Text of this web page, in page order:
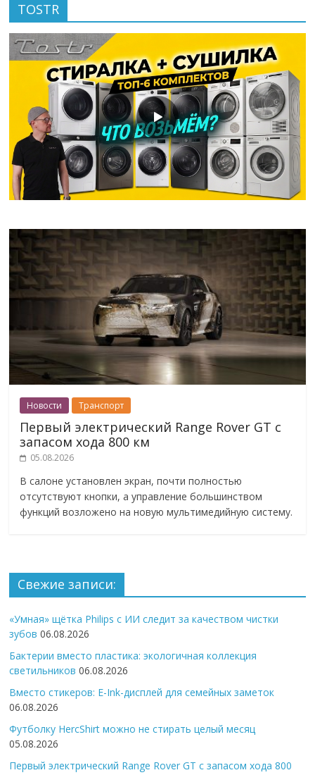
TOSTR
Новости Транспорт
Первый электрический Range Rover GT с
запасом хода 800 км
05.08.2026
В салоне установлен экран, почти полностью
отсутствуют кнопки, а управление большинством
функций возложено на новую мультимедийную систему.
Свежие записи:
«Умная» щётка Philips с ИИ следит за качеством чистки
зубов 06.08.2026
Бактерии вместо пластика: экологичная коллекция
светильников 06.08.2026
Вместо стикеров: E-Ink-дисплей для семейных заметок
06.08.2026
Футболку HercShirt можно не стирать целый месяц
05.08.2026
Первый электрический Range Rover GT с запасом хода 800